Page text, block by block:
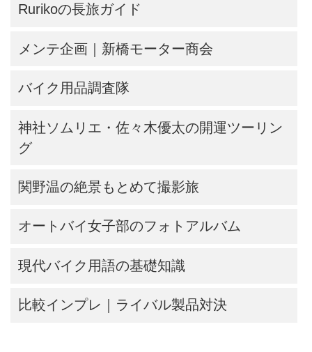
Rurikoの長旅ガイド
メンテ企画｜新橋モーター商会
バイク用品調査隊
神社ソムリエ・佐々木優太の開運ツーリン
グ
関野温の絶景もとめて撮影旅
オートバイ女子部のフォトアルバム
現代バイク用語の基礎知識
比較インプレ｜ライバル製品対決